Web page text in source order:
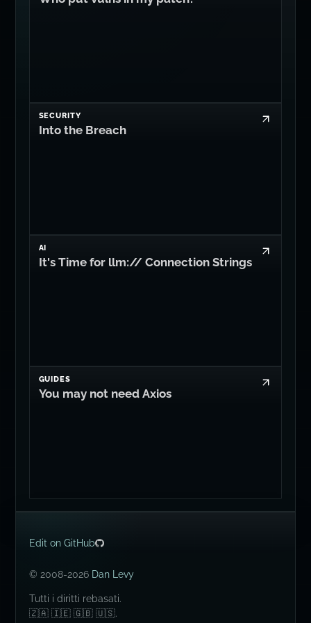
SECURITY
Into the Breach
AI
It's Time for llm:// Connection Strings
GUIDES
You may not need Axios
Edit on GitHub
© 2008-2026 Dan Levy
Tutti i diritti rebasati.
🇿🇦 🇮🇪 🇬🇧 🇺🇸.